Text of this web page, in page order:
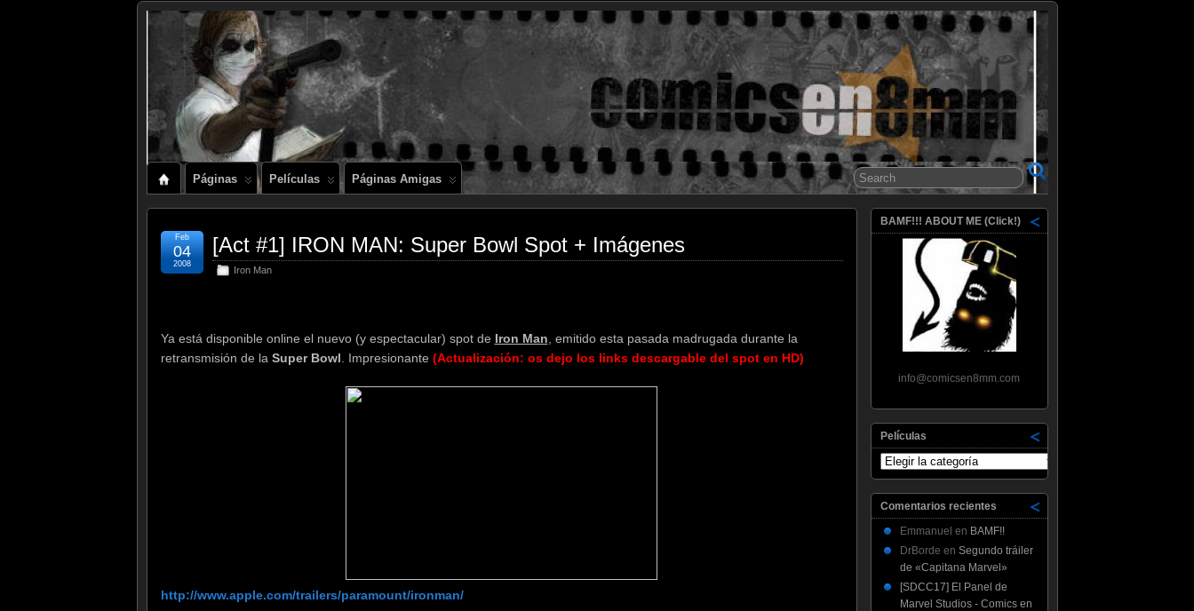
Comics en 8mm
Páginas Películas Páginas Amigas
[Act #1] IRON MAN: Super Bowl Spot + Imágenes
Iron Man
Feb
04
2008
Ya está disponible online el nuevo (y espectacular) spot de Iron Man , emitido esta pasada madrugada durante la
retransmisión de la Super Bowl . Impresionante (Actualización: os dejo los links descargable del spot en HD)
http://www.apple.com/trailers/paramount/ironman/
BAMF!!! ABOUT ME (Click!)
info@comicsen8mm.com
Películas
Películas
Comentarios recientes
Emmanuel en BAMF!!
DrBorde en Segundo tráiler
de «Capitana Marvel»
[SDCC17] El Panel de
Marvel Studios - Comics en